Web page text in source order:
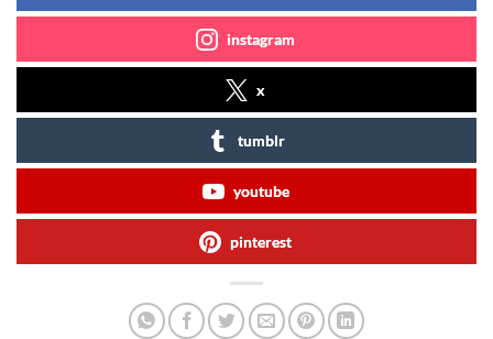
instagram
x
tumblr
youtube
pinterest